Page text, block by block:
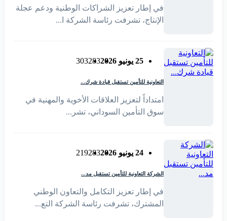
في إطار تعزيز الشراكات الوطنية ودعم عجلة
الإنتاج، تشرفت رئاسة الشركة ا...
25 يونيو 2026 283
303
التعاونية للتأمين تستقبل قيادة شرك...
امتداداً لتعزيز العلاقات الأخوية والمهنية في
سوق التأمين السوداني، تشر...
24 يونيو 2026 283
219
الشركة التعاونية للتأمين تستقبل مد...
في إطار تعزيز التكامل والتعاون الوطني
المشترك، تشرفت رئاسة الشركة التع...